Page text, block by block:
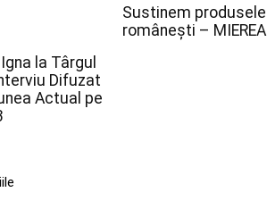
la Târgul
Difuzat
Actual pe
Sustinem produsele
românești – MIEREA